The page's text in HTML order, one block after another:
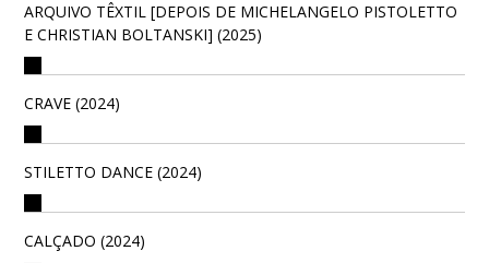
ARQUIVO TÊXTIL [DEPOIS DE MICHELANGELO PISTOLETTO
E CHRISTIAN BOLTANSKI] (2025)
CRAVE (2024)
STILETTO DANCE (2024)
CALÇADO (2024)